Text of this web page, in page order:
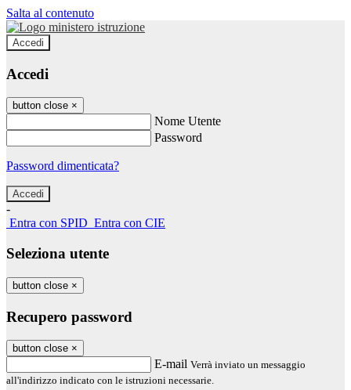
Salta al contenuto
Accedi
Accedi
button close ×
Nome Utente
Password
Password dimenticata?
-
Entra con SPID Entra con CIE
Seleziona utente
button close ×
Recupero password
button close ×
E-mail Verrà inviato un messaggio
all'indirizzo indicato con le istruzioni necessarie.